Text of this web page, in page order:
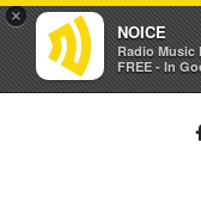
×
NOICE
Radio Music
FREE - In